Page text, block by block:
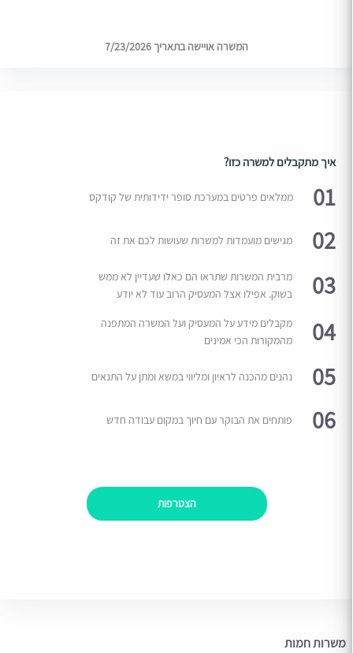
המשרה אויישה בתאריך 7/23/2026
איך מתקבלים למשרה כזו?
01 ממלאים פרטים במערכת סופר ידידותית של קודקס
02 מגישים מועמדות למשרות שעושות לכם את זה
03
מרבית המשרות שתראו הם כאלו שעדיין לא ממש
בשוק. אפילו אצל המעסיק הרוב עוד לא יודע
04
מקבלים מידע על המעסיק ועל המשרה המתפנה
מהמקורות הכי אמינים
05 נהנים מהכנה לראיון ומליווי במשא ומתן על התנאים
06 פותחים את הבוקר עם חיוך במקום עבודה חדש
הצטרפות
משרות חמות